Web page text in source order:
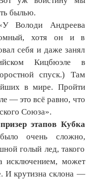
былью.
Володи Андреева
хотя он и в
себя и даже занял
Кицбюэле в
спуск.) Там
в мире. Пройти
— это всё равно, что
Союза».
этапов Кубка
очень сложно,
голый лед, такого
исключением, может
И крутизна склона —